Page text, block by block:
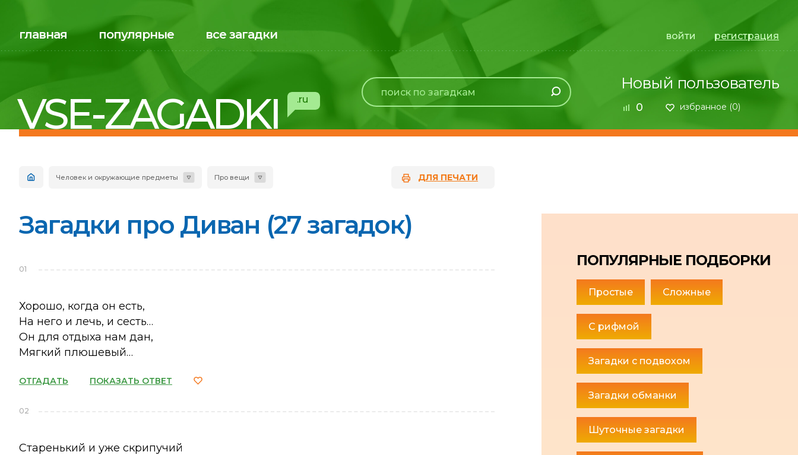
главная популярные все загадки войти регистрация
VSE-ZAGADKI .ru
Новый пользователь
0 избранное (0)
Человек и окружающие предметы Про вещи ДЛЯ ПЕЧАТИ
Загадки про Диван (27 загадок)
01
Хорошо, когда он есть,
На него и лечь, и сесть…
Он для отдыха нам дан,
Мягкий плюшевый…
ОТГАДАТЬ ПОКАЗАТЬ ОТВЕТ
02
Старенький и уже скрипучий
ПОПУЛЯРНЫЕ ПОДБОРКИ
Простые Сложные
С рифмой
Загадки с подвохом
Загадки обманки
Шуточные загадки